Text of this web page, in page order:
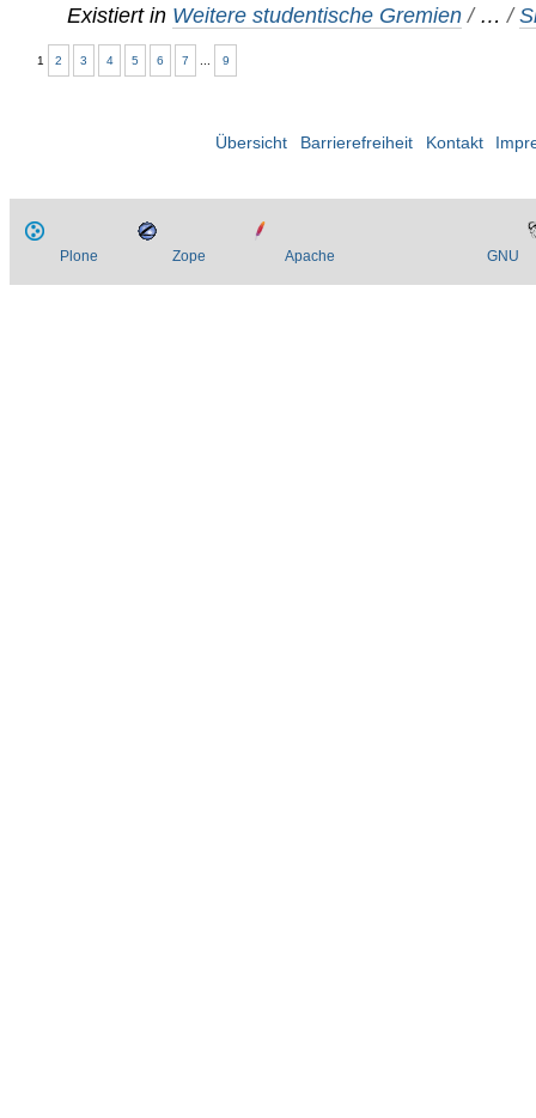
Existiert in Weitere studentische Gremien / …/
1 2 3 4 5 6 7 9
Übersicht Barrierefreiheit Kontakt
Plone Zope Apache GNU